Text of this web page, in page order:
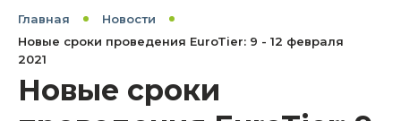
Главная
Новости
Новые сроки проведения EuroTier: 9 - 12 февраля
2021
Новые сроки